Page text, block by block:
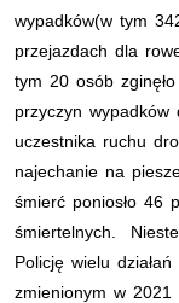
wypadków(w tym
przejazdach dla
tym 20 osób
przyczyn wypadków
uczestnika ruchu
najechanie na
śmierć poniosło 46
śmiertelnych.
Policję wielu
zmienionym w 2021